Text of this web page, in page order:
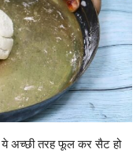
अच्छी तरह फूल कर सैट हो